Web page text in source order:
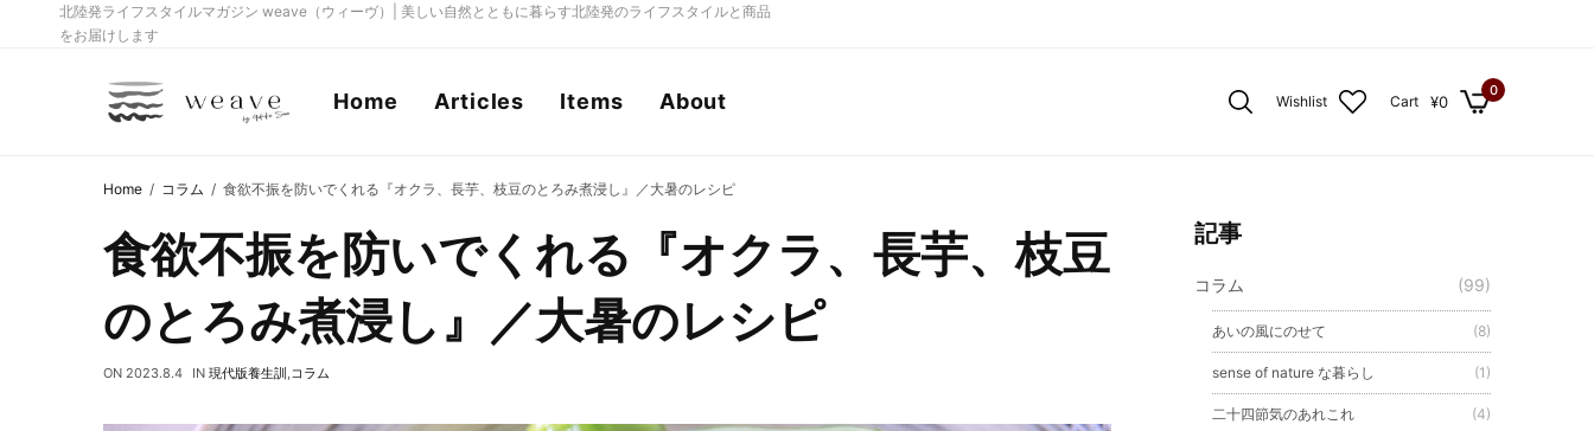
北陸発ライフスタイルマガジン weave（ウィーヴ）| 美しい自然とともに暮らす北陸発のライフスタイルと商品
をお届けします
Home Articles Items About Wishlist Cart ¥0
0
Home コラム 食欲不振を防いでくれる『オクラ、長芋、枝豆のとろみ煮浸し』／大暑のレシピ
食欲不振を防いでくれる『オクラ、長芋、枝豆
のとろみ煮浸し』／大暑のレシピ
ON 2023.8.4 IN 現代版養生訓 ,コラム
記事
コラム (99)
あいの風にのせて (8)
sense of nature な暮らし (1)
二十四節気のあれこれ (4)